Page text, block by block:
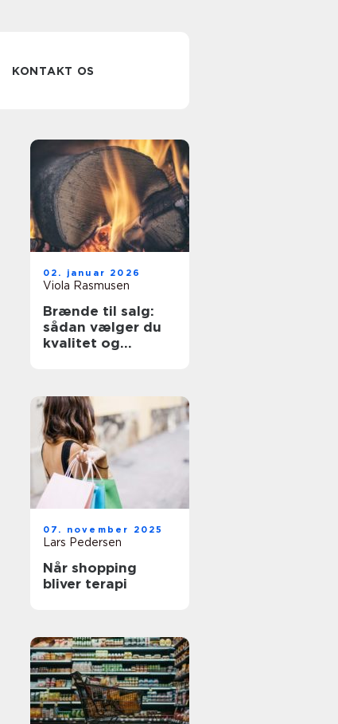
KONTAKT OS
02. januar 2026
Viola Rasmusen
Brænde til salg:
sådan vælger du
kvalitet og
07. november 2025
Lars Pedersen
Når shopping
bliver terapi